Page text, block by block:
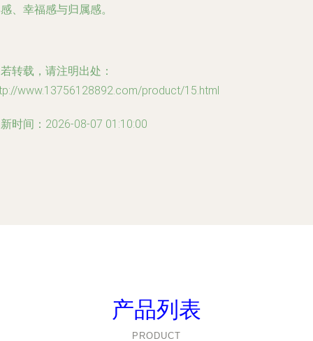
、幸福感与归属感。
转载，请注明出处：
www.13756128892.com/product/15.html
时间：2026-08-07 01:10:00
产品列表
PRODUCT